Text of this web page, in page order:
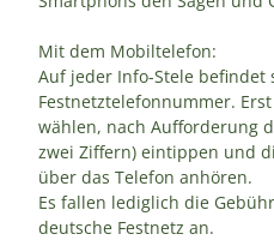
Mit dem Mobiltelefon:
Auf jeder Info-Stele befindet
Festnetztelefonnummer.
wählen, nach Aufforderung
zwei Ziffern) eintippen und
über das Telefon anhören.
Es fallen lediglich die
deutsche Festnetz an.